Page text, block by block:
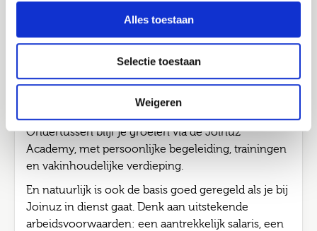
Alles toestaan
Selectie toestaan
Weigeren
Wij luisteren, adviseren, denken mee en zorgen dat
via Joinuz? Dan werk je bij verschillende
opdrachtgevers aan opdrachten van 3 tot 12
maanden. Zo doe je in korte tijd brede én
waardevolle ervaring op, bouw je aan een sterk
Ondertussen blijf je groeien via de Joinuz
Academy, met persoonlijke begeleiding, trainingen
en vakinhoudelijke verdieping.
En natuurlijk is ook de basis goed geregeld als je bij
Joinuz in dienst gaat. Denk aan uitstekende
arbeidsvoorwaarden: een aantrekkelijk salaris, een